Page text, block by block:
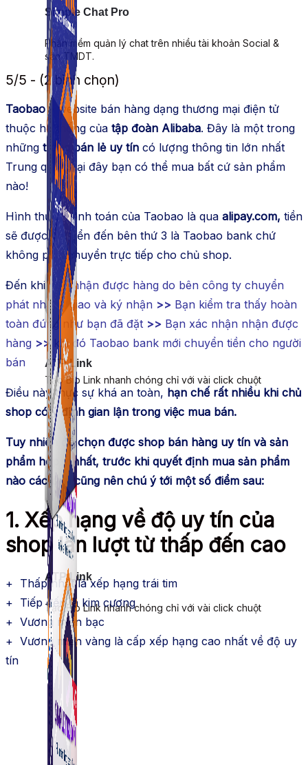
ATP Link
Tạo Bio Link nhanh chóng chỉ với vài click chuột
Simple Chat Pro
Phần mềm quản lý chat trên nhiều tài khoản Social &
sàn TMDT.
ATP Link
Tạo Bio Link nhanh chóng chỉ với vài click chuột
5/5 - (2 bình chọn)
Taobao– website bán hàng dạng thương mại điện tử
thuộc hệ thống của tập đoàn Alibaba. Đây là một trong
những trang bán lẻ uy tín có lượng thông tin lớn nhất
Trung quốc, tại đây bạn có thể mua bất cứ sản phẩm
nào!
Hình thức thanh toán của Taobao là qua alipay.com, tiền
sẽ được chuyển đến bên thứ 3 là Taobao bank chứ
không phải chuyển trực tiếp cho chủ shop.
Đến khi bạnnhận được hàng do bên công ty chuyển
phát nhanh giao và ký nhận >> Bạn kiểm tra thấy hoàn
toàn đúng như bạn đã đặt >> Bạn xác nhận nhận được
hàng >> khi đó Taobao bank mới chuyển tiền cho người
bán
Điều này thực sự khá an toàn, hạn chế rất nhiều khi chủ
shop có ý định gian lận trong việc mua bán.
Tuy nhiên để chọn được shop bán hàng uy tín và sản
phẩm hợp ý nhất, trước khi quyết định mua sản phẩm
nào các bạn cũng nên chú ý tới một số điểm sau:
1. Xếp hạng về độ uy tín của
shop lần lượt từ thấp đến cao
+ Thấp nhất là xếp hạng trái tim
+ Tiếp đến là kim cương
+ Vương miện bạc
+ Vương miện vàng là cấp xếp hạng cao nhất về độ uy
tín